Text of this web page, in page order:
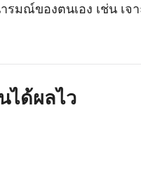
มณ์ของตนเอง เช่น เจ
ได้ผลไว